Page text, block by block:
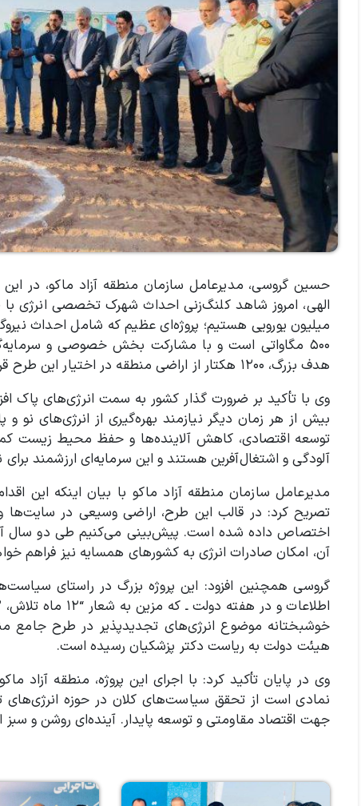
حسین گروسی، مدیرعامل سازمان منطقه آزاد ماکو، در
میلیون یورویی هستیم؛ پروژه‌ای عظیم که شامل احداث
۵۰۰ مگاواتی است و با مشارکت بخش خصوصی و
هدف بزرگ، ۱۲۰۰ هکتار از اراضی منطقه در اختیار این طرح قرار گرفته است.
وی با تأکید بر ضرورت گذار کشور به سمت انرژی‌های پاک
بیش از هر زمان دیگر نیازمند بهره‌گیری از انرژی‌های نو
توسعه اقتصادی، کاهش آلاینده‌ها و حفظ محیط زیست
آلودگی و اشتغال‌آفرین هستند و این سرمایه‌ای ارزشمند
مدیرعامل سازمان منطقه آزاد ماکو با بیان اینکه این
تصریح کرد: در قالب این طرح، اراضی وسیعی در سایت‌ها
اختصاص داده شده است. پیش‌بینی می‌کنیم طی دو سال
آن، امکان صادرات انرژی به کشورهای همسایه نیز فراهم
گروسی همچنین افزود: این پروژه بزرگ در راستای
خوشبختانه موضوع انرژی‌های تجدیدپذیر در طرح جامع
هیئت دولت به ریاست دکتر پزشکیان رسیده است.
وی در پایان تأکید کرد: با اجرای این پروژه، منطقه آزاد
نمادی است از تحقق سیاست‌های کلان در حوزه
جهت اقتصاد مقاومتی و توسعه پایدار. آینده‌ای روشن و سبز